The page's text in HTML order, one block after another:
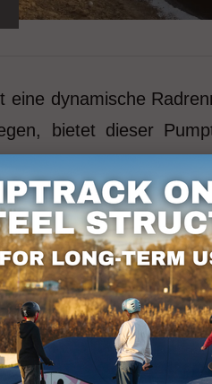
dynamische
bietet dieser
beeindruckende
Die
für Energie und
treffen, ihre